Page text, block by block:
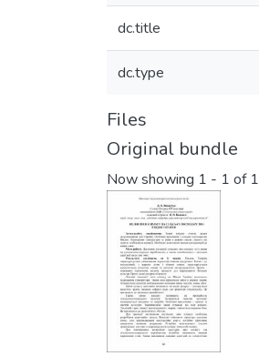
dc.title
dc.type
Files
Original bundle
Now showing 1 - 1 of 1